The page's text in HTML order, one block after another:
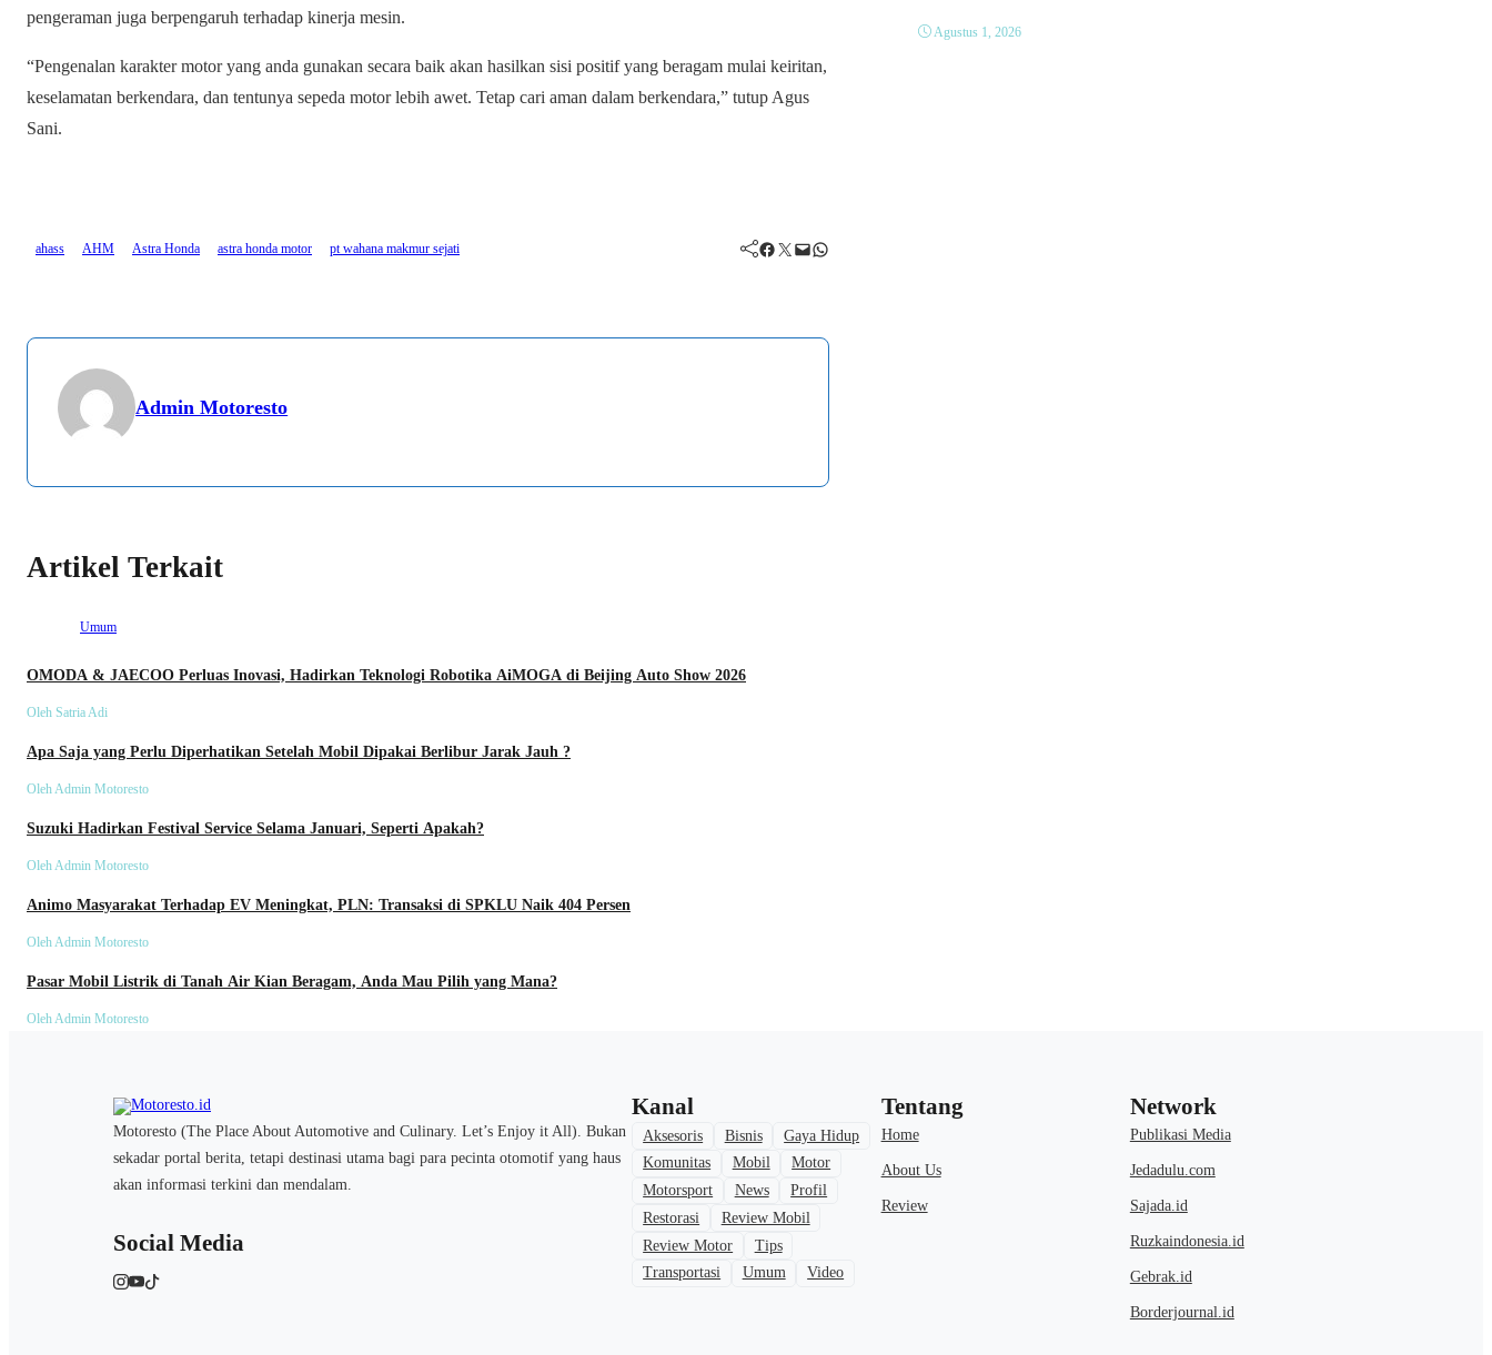
pengeraman juga berpengaruh terhadap kinerja mesin.
“Pengenalan karakter motor yang anda gunakan secara baik akan hasilkan sisi positif yang beragam mulai keiritan,
keselamatan berkendara, dan tentunya sepeda motor lebih awet. Tetap cari aman dalam berkendara,” tutup Agus
Sani.
ahass AHM Astra Honda astra honda motor pt wahana makmur sejati Facebook Twitter Mail WhatsApp
Admin Motoresto
Artikel Terkait
Umum
OMODA & JAECOO Perluas Inovasi, Hadirkan Teknologi Robotika AiMOGA di Beijing Auto Show 2026
Oleh Satria Adi
Umum
Apa Saja yang Perlu Diperhatikan Setelah Mobil Dipakai Berlibur Jarak Jauh ?
Oleh Admin Motoresto
Umum
Suzuki Hadirkan Festival Service Selama Januari, Seperti Apakah?
Oleh Admin Motoresto
Umum
Animo Masyarakat Terhadap EV Meningkat, PLN: Transaksi di SPKLU Naik 404 Persen
Oleh Admin Motoresto
Umum
Pasar Mobil Listrik di Tanah Air Kian Beragam, Anda Mau Pilih yang Mana?
Oleh Admin Motoresto
Agustus 1, 2026
Motoresto (The Place About Automotive and Culinary. Let’s Enjoy it All). Bukan
sekadar portal berita, tetapi destinasi utama bagi para pecinta otomotif yang haus
akan informasi terkini dan mendalam.
Social Media
Kanal
Aksesoris Bisnis
Gaya Hidup
Komunitas
Mobil
Motor
Motorsport
News
Profil
Restorasi
Review Mobil
Review Motor
Tips
Transportasi
Umum Video
Tentang
Home
About Us
Review
Network
Publikasi Media
Jedadulu.com
Sajada.id
Ruzkaindonesia.id
Gebrak.id
Borderjournal.id